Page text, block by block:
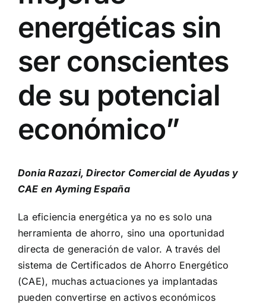
energéticas sin
ser conscientes
de su potencial
económico”
Donia Razazi, Director Comercial de Ayudas y
CAE en Ayming España
La eficiencia energética ya no es solo una
herramienta de ahorro, sino una oportunidad
directa de generación de valor. A través del
sistema de Certificados de Ahorro Energético
(CAE), muchas actuaciones ya implantadas
pueden convertirse en activos económicos